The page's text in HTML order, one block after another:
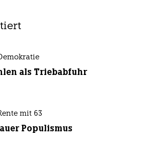
als Triebabfuhr
mit 63
Populismus